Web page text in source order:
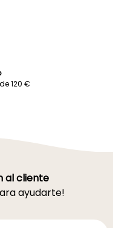
120 €
al cliente
ayudarte!